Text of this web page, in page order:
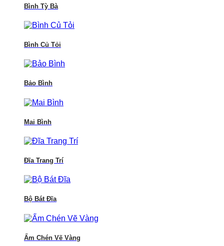
Bình Tỳ Bà
Bình Củ Tỏi
Bảo Bình
Mai Bình
Đĩa Trang Trí
Bộ Bát Đĩa
Ấm Chén Vẽ Vàng